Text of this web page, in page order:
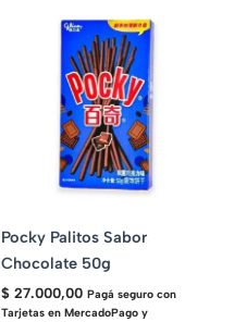
Pocky Palitos Sabor
Chocolate 50g
$ 27.000,00 Pagá seguro con
Tarjetas en MercadoPago y